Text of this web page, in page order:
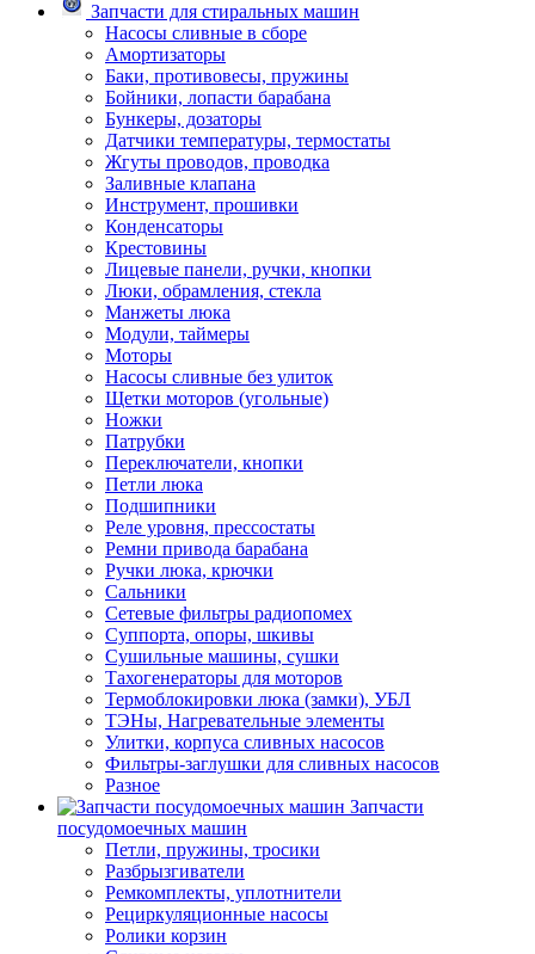
Запчасти для стиральных машин
Насосы сливные в сборе
Амортизаторы
Баки, противовесы, пружины
Бойники, лопасти барабана
Бункеры, дозаторы
Датчики температуры, термостаты
Жгуты проводов, проводка
Заливные клапана
Инструмент, прошивки
Конденсаторы
Крестовины
Лицевые панели, ручки, кнопки
Люки, обрамления, стекла
Манжеты люка
Модули, таймеры
Моторы
Насосы сливные без улиток
Щетки моторов (угольные)
Ножки
Патрубки
Переключатели, кнопки
Петли люка
Подшипники
Реле уровня, прессостаты
Ремни привода барабана
Ручки люка, крючки
Сальники
Сетевые фильтры радиопомех
Суппорта, опоры, шкивы
Сушильные машины, сушки
Тахогенераторы для моторов
Термоблокировки люка (замки), УБЛ
ТЭНы, Нагревательные элементы
Улитки, корпуса сливных насосов
Фильтры-заглушки для сливных насосов
Разное
Запчасти
посудомоечных машин
Петли, пружины, тросики
Разбрызгиватели
Ремкомплекты, уплотнители
Рециркуляционные насосы
Ролики корзин